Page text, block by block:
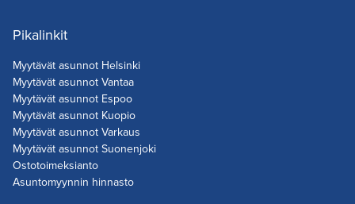
Pikalinkit
Myytävät asunnot Helsinki
Myytävät asunnot Vantaa
Myytävät asunnot Espoo
Myytävät asunnot Kuopio
Myytävät asunnot Varkaus
Myytävät asunnot Suonenjoki
Ostotoimeksianto
Asuntomyynnin hinnasto